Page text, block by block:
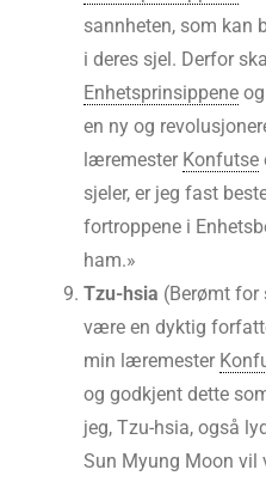
sannheten, som kan
i deres sjel. Derfor
Enhetsprinsippene
en ny og
læremester Konfutse
sjeler, er jeg fast
fortroppene i
ham.»
Tzu-hsia (Berømt for
være en dyktig
min læremester
og godkjent dette
jeg, Tzu-hsia, også
Sun Myung Moon vil